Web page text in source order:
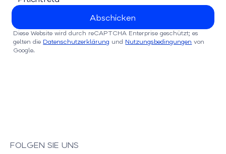
Diese Website wird durch reCAPTCHA Enterprise geschützt; es
gelten die Datenschutzerklärung und Nutzungsbedingungen von
Google.
FOLGEN SIE UNS